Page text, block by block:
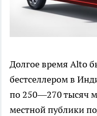
Долгое время Alto
бестселлером в
по 250—270 тысяч
местной публики